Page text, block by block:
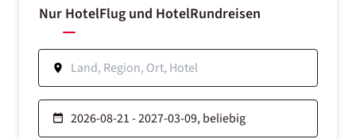
Nur HotelFlug und HotelRundreisen